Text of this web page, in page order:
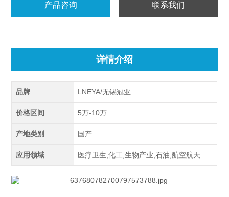
产品咨询 联系我们
详情介绍
品牌 LNEYA/无锡冠亚
价格区间 5万-10万
产地类别 国产
应用领域 医疗卫生,化工,生物产业,石油,航空航天